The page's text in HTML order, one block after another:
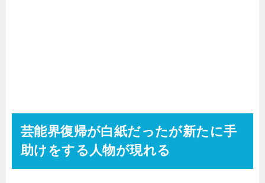
芸能界復帰が白紙だったが新たに手
助けをする人物が現れる